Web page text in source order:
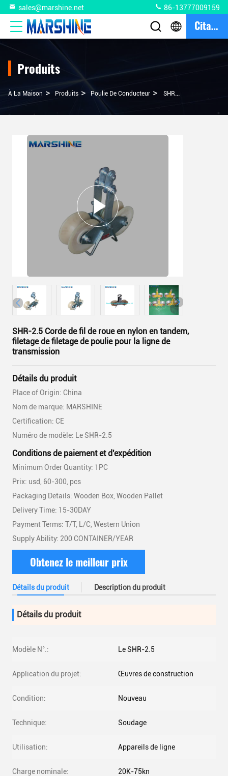
sales@marshine.net 86-13777009159
Citation
Produits
À La Maison > Produits > Poulie De Conducteur > SHR-2.5 Corde De Fil De Roue En Nylon En Tandem, Filetage De Filetage De Poulie Pour La Ligne De Transmission
SHR-2.5 Corde de fil de roue en nylon en tandem,
filetage de filetage de poulie pour la ligne de
transmission
Détails du produit
Place of Origin: China
Nom de marque: MARSHINE
Certification: CE
Numéro de modèle: Le SHR-2.5
Conditions de paiement et d'expédition
Minimum Order Quantity: 1PC
Prix: usd, 60-300, pcs
Packaging Details: Wooden Box, Wooden Pallet
Delivery Time: 15-30DAY
Payment Terms: T/T, L/C, Western Union
Supply Ability: 200 CONTAINER/YEAR
Obtenez le meilleur prix
Détails du produit Description du produit
Détails du produit
Modèle N°.: Le SHR-2.5
Application du projet: Œuvres de construction
Condition: Nouveau
Technique: Soudage
Utilisation: Appareils de ligne
Charge nominale: 20K-75kn